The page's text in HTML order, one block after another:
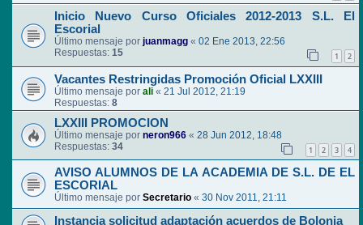
Inicio Nuevo Curso Oficiales 2012-2013 S.L. El
Escorial
Último mensaje por juanmagg « 02 Ene 2013, 22:56
Respuestas: 15 1 2
Vacantes Restringidas Promoción Oficial LXXIII
Último mensaje por ali « 21 Jul 2012, 21:19
Respuestas: 8
LXXIII PROMOCION
Último mensaje por neron966 « 28 Jun 2012, 18:48
Respuestas: 34 1 2 3 4
AVISO ALUMNOS DE LA ACADEMIA DE S.L. DE EL
ESCORIAL
Último mensaje por Secretario « 30 Nov 2011, 21:11
Instancia solicitud adaptación acuerdos de Bolonia